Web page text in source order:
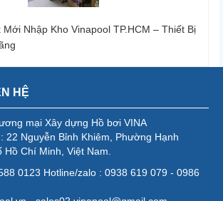
Mới Nhập Kho Vinapool TP.HCM – Thiết Bị
HỆ
mại Xây dựng Hồ bơi VINA
22 Nguyễn Bỉnh Khiêm, Phường Hạnh
Chí Minh, Việt Nam.
0123 Hotline/zalo : 0938 619 079 - 0986